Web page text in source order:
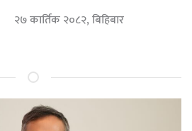
२७ कार्तिक २०८२, बिहिबार